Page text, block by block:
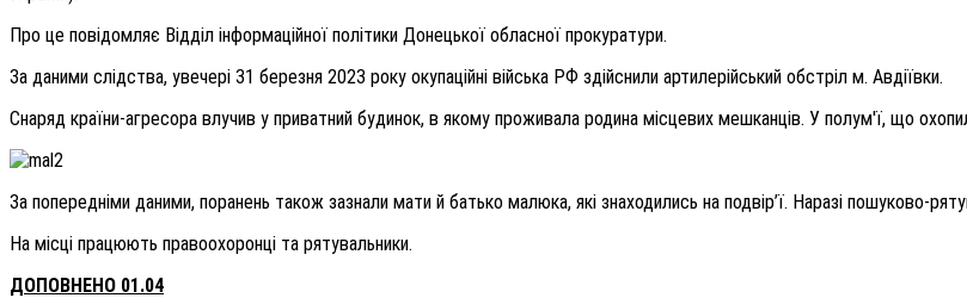
Про це повідомляє Відділ інформаційної політики Донецької обласної прокуратури.
За даними слідства, увечері 31 березня 2023 року окупаційні війська РФ здійснили артилерійський обстріл м. Авдіївки.
Снаряд країни-агресора влучив у приватний будинок, в якому проживала родина місцевих мешканців. У полум'ї, що
За попередніми даними, поранень також зазнали мати й батько малюка, які знаходились на подвір’ї. Наразі пошуково-
На місці працюють правоохоронці та рятувальники.
ДОПОВНЕНО 01.04